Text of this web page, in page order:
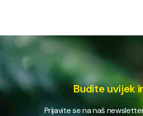
Budite uvijek
Prijavite se na naš